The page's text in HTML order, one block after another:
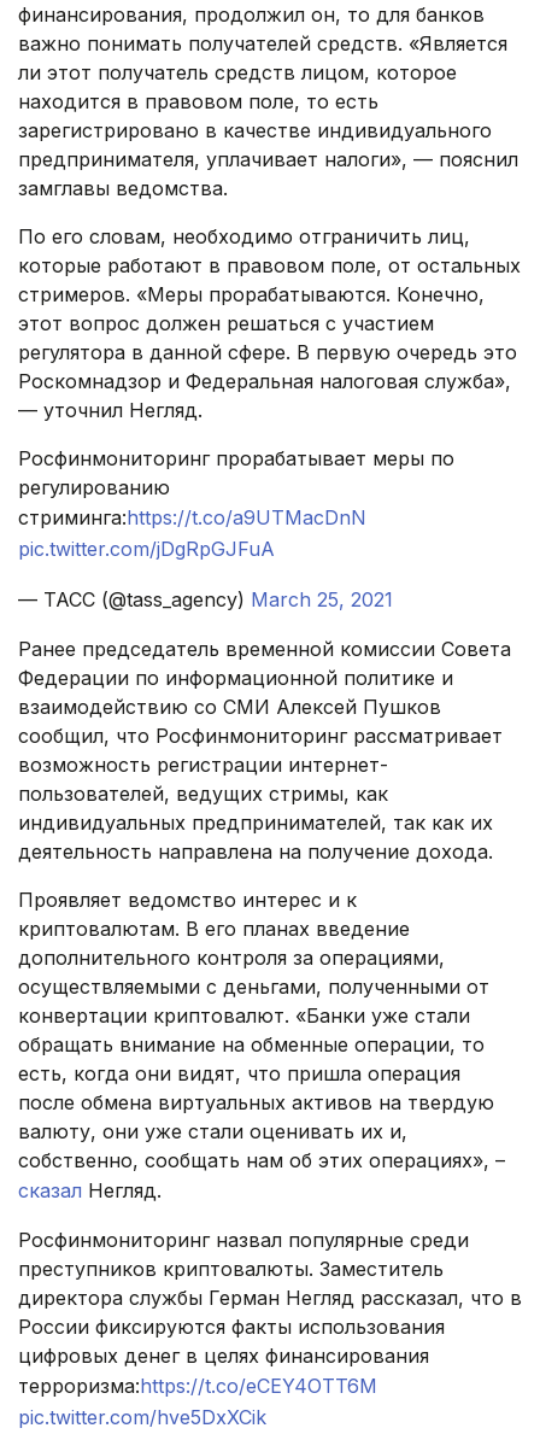
финансирования, продолжил он, то для банков
важно понимать получателей средств. «Является
ли этот получатель средств лицом, которое
находится в правовом поле, то есть
зарегистрировано в качестве индивидуального
предпринимателя, уплачивает налоги», — пояснил
замглавы ведомства.
По его словам, необходимо отграничить лиц,
которые работают в правовом поле, от остальных
стримеров. «Меры прорабатываются. Конечно,
этот вопрос должен решаться с участием
регулятора в данной сфере. В первую очередь это
Роскомнадзор и Федеральная налоговая служба»,
— уточнил Негляд.
Росфинмониторинг прорабатывает меры по
регулированию
стриминга:https://t.co/a9UTMacDnN
pic.twitter.com/jDgRpGJFuA
— ТАСС (@tass_agency) March 25, 2021
Ранее председатель временной комиссии Совета
Федерации по информационной политике и
взаимодействию со СМИ Алексей Пушков
сообщил, что Росфинмониторинг рассматривает
возможность регистрации интернет-
пользователей, ведущих стримы, как
индивидуальных предпринимателей, так как их
деятельность направлена на получение дохода.
Проявляет ведомство интерес и к
криптовалютам. В его планах введение
дополнительного контроля за операциями,
осуществляемыми с деньгами, полученными от
конвертации криптовалют. «Банки уже стали
обращать внимание на обменные операции, то
есть, когда они видят, что пришла операция
после обмена виртуальных активов на твердую
валюту, они уже стали оценивать их и,
собственно, сообщать нам об этих операциях», –
сказал Негляд.
Росфинмониторинг назвал популярные среди
преступников криптовалюты. Заместитель
директора службы Герман Негляд рассказал, что в
России фиксируются факты использования
цифровых денег в целях финансирования
терроризма:https://t.co/eCEY4OTT6M
pic.twitter.com/hve5DxXCik